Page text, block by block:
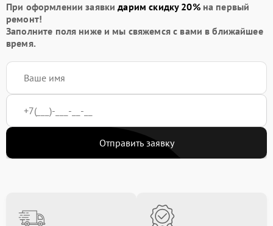
При оформлении заявкидарим скидку 20%на первый
ремонт!
Заполните поля ниже и мы свяжемся с вами в ближайшее
время.
Отправить заявку